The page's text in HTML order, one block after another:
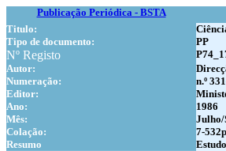
Publicação Periódica - BSTA
Titulo:
Tipo de documento:
PP
Nº Registo
Autor:
Numeração:
n.º
Editor:
Ano:
1986
Mês:
Julho/
Colação:
7-
Resumo